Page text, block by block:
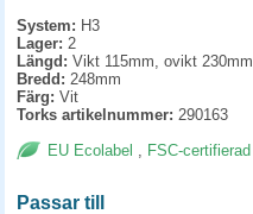
System: H3
Lager: 2
Längd: Vikt 115mm, ovikt 230mm
Bredd: 248mm
Färg: Vit
Torks artikelnummer: 290163
EU Ecolabel , FSC-certifierad
Passar till